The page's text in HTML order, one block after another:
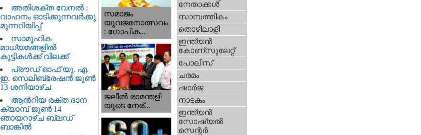
അതിശക്ത വേനൽ :
വാഹനം ഓടിക്കുന്നവർക്കു
മുന്നറിയിപ്പ്
സാമൂഹിക
മാധ്യമങ്ങളിൽ
കുട്ടികൾക്ക് വിലക്ക്
പ്രൗഡ് ഓഫ് യു. എ.
ഇ. സെലിബ്രേഷൻ ജൂൺ
13 ശനിയാഴ്ച
ആൻറിയ രക്ത ദാന
ക്യാമ്പ് ജൂൺ 14
ഞായറാഴ്ച ബ്ലഡ്
ബാങ്കിൽ
സമാജം
യുവജനോത്സവം
: ഗോപിക...
ജലീല്‍ രാമന്തളി
യുടെ നേര്...
നേതാക്കള്‍
സാമ്പത്തികം
തൊഴിലാളി
ഇന്ത്യന്‍
കോണ്സുലേറ്റ്
പോലീസ്
ചരമം
ഷാര്‍ജ
നാടകം
ഇന്ത്യന്‍
സോഷ്യല്‍
സെന്റര്‍